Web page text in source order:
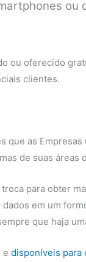
ou
ou oferecido
clientes.
que as
de suas áreas
para obter
em um
que haja
e disponíveis para